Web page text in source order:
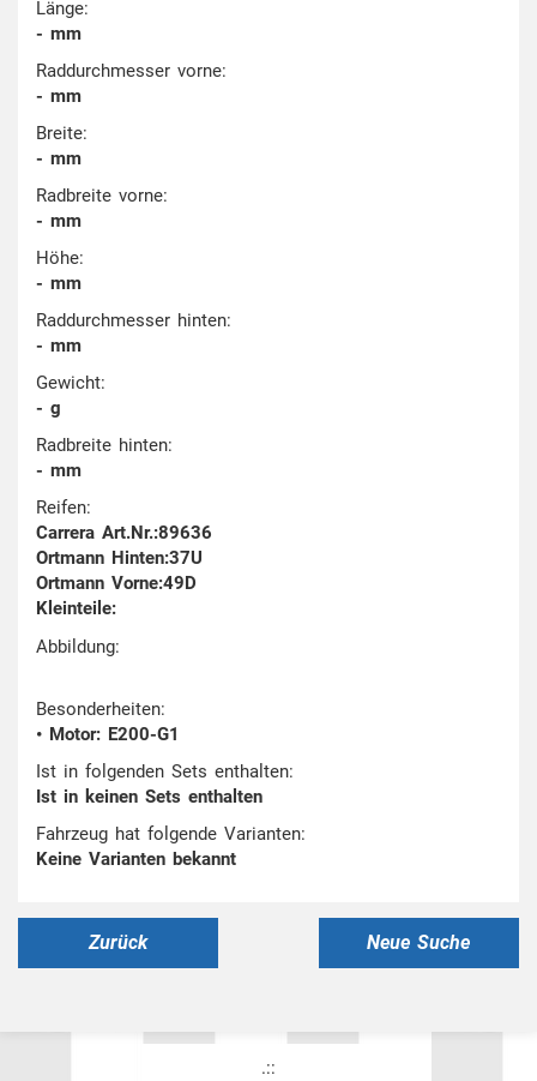
Länge:
- mm
Raddurchmesser vorne:
- mm
Breite:
- mm
Radbreite vorne:
- mm
Höhe:
- mm
Raddurchmesser hinten:
- mm
Gewicht:
- g
Radbreite hinten:
- mm
Reifen:
Carrera Art.Nr.:89636
Ortmann Hinten:37U
Ortmann Vorne:49D
Kleinteile:
Abbildung:
Besonderheiten:
• Motor: E200-G1
Ist in folgenden Sets enthalten:
Ist in keinen Sets enthalten
Fahrzeug hat folgende Varianten:
Keine Varianten bekannt
Zurück Neue Suche
.::